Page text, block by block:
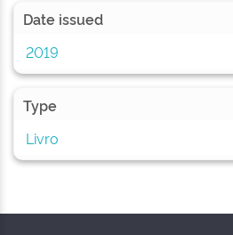
Date issued
2019
Type
Livro